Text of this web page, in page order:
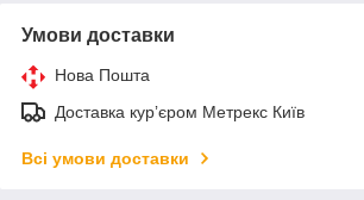
Умови доставки
Нова Пошта
Доставка курʼєром Метрекс Київ
Всі умови доставки